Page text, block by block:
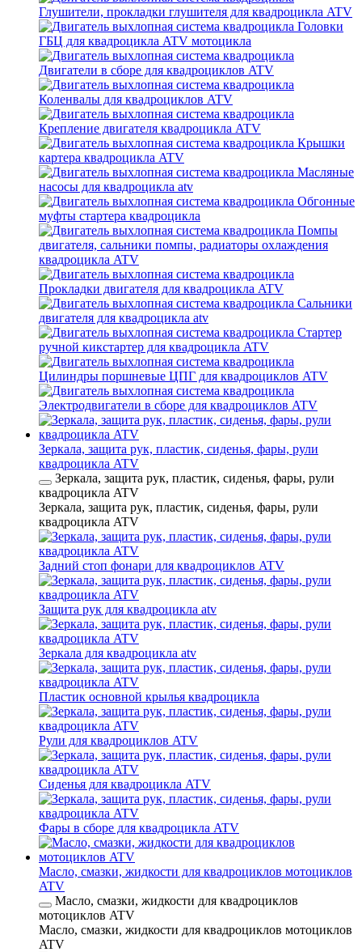
Глушители, прокладки глушителя для квадроцикла ATV
Головки
ГБЦ для квадроцикла ATV мотоцикла
Двигатели в сборе для квадроциклов ATV
Коленвалы для квадроциклов ATV
Крепление двигателя квадроцикла ATV
Крышки
картера квадроцикла ATV
Масляные
насосы для квадроцикла atv
Обгонные
муфты стартера квадроцикла
Помпы
двигателя, сальники помпы, радиаторы охлаждения
квадроцикла ATV
Прокладки двигателя для квадроцикла ATV
Сальники
двигателя для квадроцикла atv
Стартер
ручной кикстартер для квадроцикла ATV
Цилиндры поршневые ЦПГ для квадроциклов ATV
Электродвигатели в сборе для квадроциклов ATV
Зеркала, защита рук, пластик, сиденья, фары, рули
квадроцикла ATV
Зеркала, защита рук, пластик, сиденья, фары, рули
квадроцикла ATV
Зеркала, защита рук, пластик, сиденья, фары, рули
квадроцикла ATV
Задний стоп фонари для квадроциклов ATV
Защита рук для квадроцикла atv
Зеркала для квадроцикла atv
Пластик основной крылья квадроцикла
Рули для квадроциклов ATV
Сиденья для квадроцикла ATV
Фары в сборе для квадроцикла ATV
Масло, смазки, жидкости для квадроциклов мотоциклов
ATV
Масло, смазки, жидкости для квадроциклов
мотоциклов ATV
Масло, смазки, жидкости для квадроциклов мотоциклов
ATV